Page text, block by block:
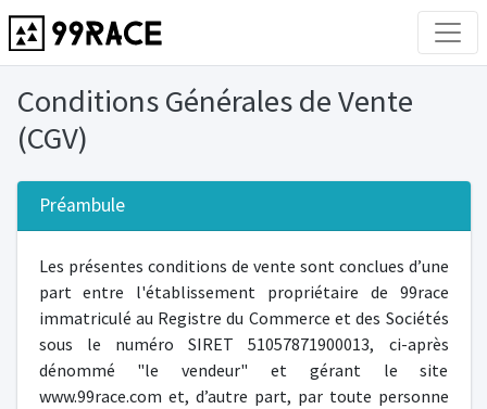
Conditions Générales de Vente
(CGV)
Préambule
Les présentes conditions de vente sont conclues d’une
part entre l'établissement propriétaire de 99race
immatriculé au Registre du Commerce et des Sociétés
sous le numéro SIRET 51057871900013, ci-après
dénommé "le vendeur" et gérant le site
www.99race.com et, d’autre part, par toute personne